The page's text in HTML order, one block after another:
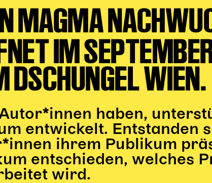
MAGMA
IM
DSCHUNGEL WIEN.
haben,
entwickelt. Entstanden
ihrem Publikum
entschieden, welches
wird.